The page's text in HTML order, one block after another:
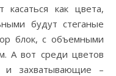
как цвета,
будут стеганые
блок, с объемными
А вот среди цветов
и захватывающие –